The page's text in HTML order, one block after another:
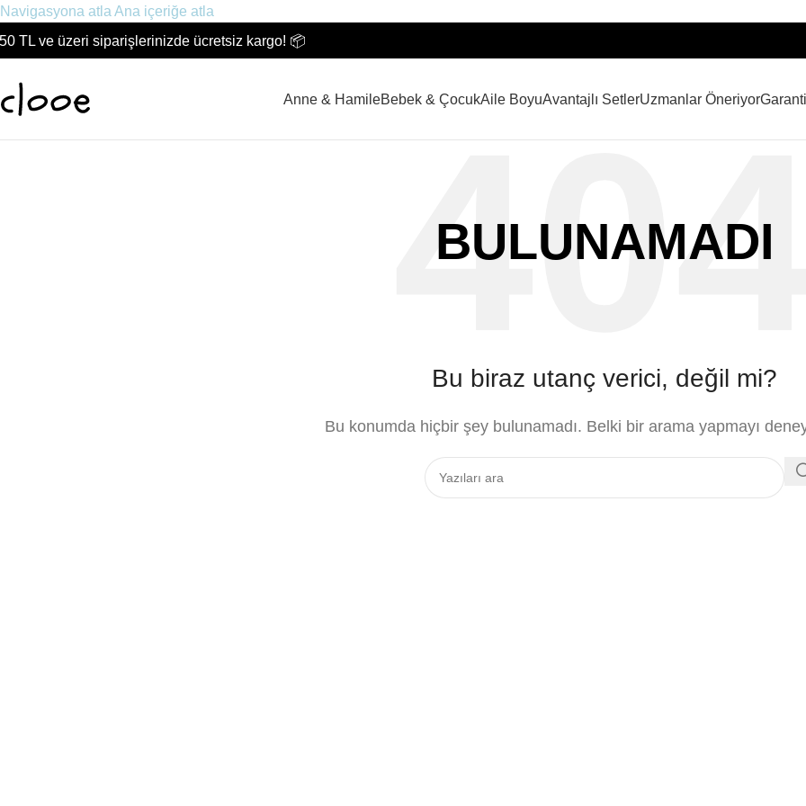
Navigasyona atla Ana içeriğe atla
TL ve üzeri siparişlerinizde ücretsiz kargo! 📦
Anne & HamileBebek & ÇocukAile BoyuAvantajlı SetlerUzmanlar ÖneriyorGaranti
BULUNAMADI
Bu biraz utanç verici, değil mi?
Bu konumda hiçbir şey bulunamadı. Belki bir arama yapmayı